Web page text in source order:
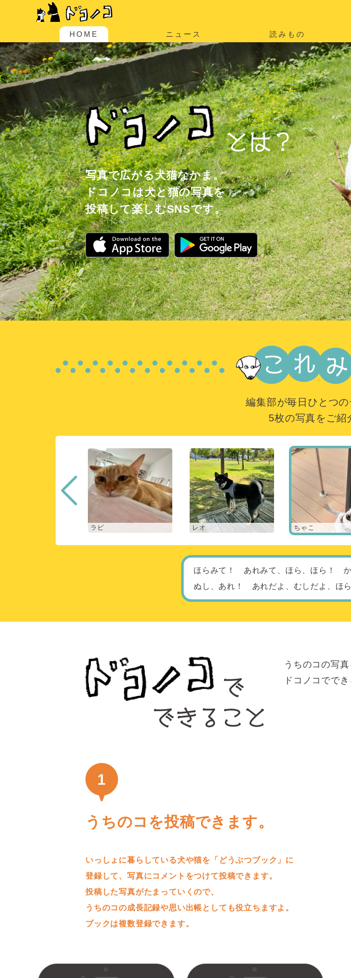
HOME ニュース 読みもの
写真で広がる犬猫なかま。
ドコノコは犬と猫の写真を
投稿して楽しむSNSです。
編集部が毎日ひとつ
5枚の写真をご紹
ラピ レオ ちゃこ
ほらみて！ あれみて、ほら、ほら！
ぬし、あれ！ あれだよ、むしだよ、ほら
うちのコの写真
ドコノコでで
1
うちのコを投稿できます。
いっしょに暮らしている犬や猫を「どうぶつブック」に
登録して、写真にコメントをつけて投稿できます。
投稿した写真がたまっていくので、
うちのコの成長記録や思い出帳としても役立ちますよ。
ブックは複数登録できます。